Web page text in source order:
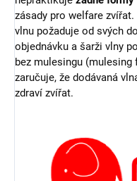
zásady pro welfare zvířat.
vlnu požaduje od svých
objednávku a šarži vlny
bez mulesingu
zaručuje, že dodávaná
zdraví zvířat.